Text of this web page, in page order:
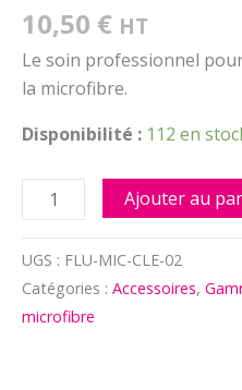
10,50 € HT
Le soin professionnel
la microfibre.
Disponibilité : 112 en
quantité
de
pour
microfibre
Ajouter au
UGS : FLU-MIC-CLE-02
Catégories : Accessoires,
microfibre